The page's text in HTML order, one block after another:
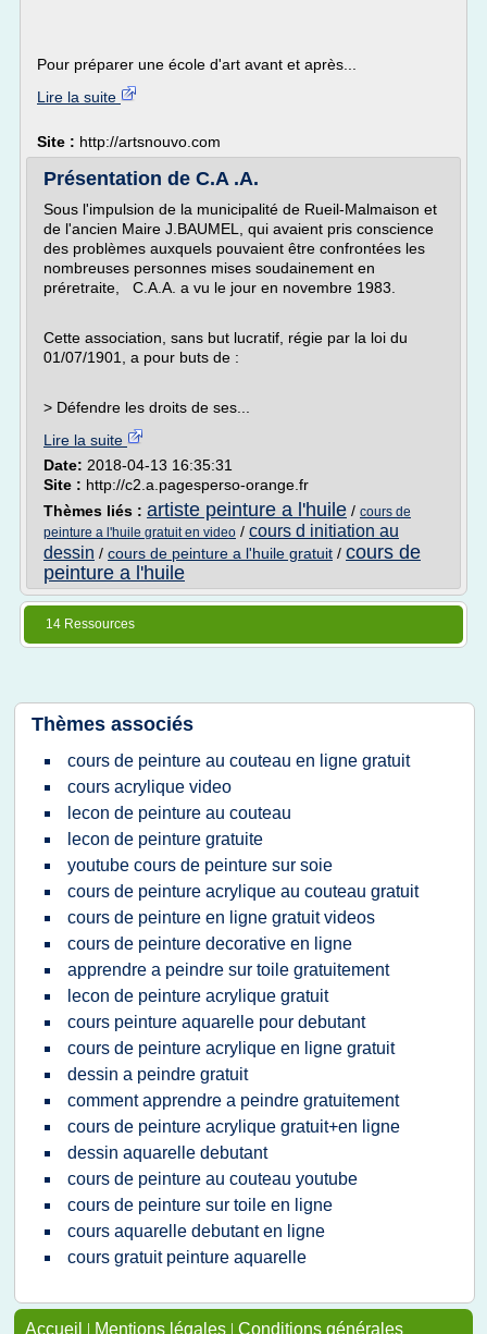
Pour préparer une école d'art avant et après...
Lire la suite
Site : http://artsnouvo.com
Présentation de C.A .A.
Sous l'impulsion de la municipalité de Rueil-Malmaison et
de l'ancien Maire J.BAUMEL, qui avaient pris conscience
des problèmes auxquels pouvaient être confrontées les
nombreuses personnes mises soudainement en
préretraite, C.A.A. a vu le jour en novembre 1983.
Cette association, sans but lucratif, régie par la loi du
01/07/1901, a pour buts de :
> Défendre les droits de ses...
Lire la suite
Date: 2018-04-13 16:35:31
Site : http://c2.a.pagesperso-orange.fr
Thèmes liés : artiste peinture a l'huile / cours de
peinture a l'huile gratuit en video / cours d initiation au
dessin / cours de peinture a l'huile gratuit / cours de
peinture a l'huile
14 Ressources
Thèmes associés
cours de peinture au couteau en ligne gratuit
cours acrylique video
lecon de peinture au couteau
lecon de peinture gratuite
youtube cours de peinture sur soie
cours de peinture acrylique au couteau gratuit
cours de peinture en ligne gratuit videos
cours de peinture decorative en ligne
apprendre a peindre sur toile gratuitement
lecon de peinture acrylique gratuit
cours peinture aquarelle pour debutant
cours de peinture acrylique en ligne gratuit
dessin a peindre gratuit
comment apprendre a peindre gratuitement
cours de peinture acrylique gratuit+en ligne
dessin aquarelle debutant
cours de peinture au couteau youtube
cours de peinture sur toile en ligne
cours aquarelle debutant en ligne
cours gratuit peinture aquarelle
Accueil | Mentions légales | Conditions générales